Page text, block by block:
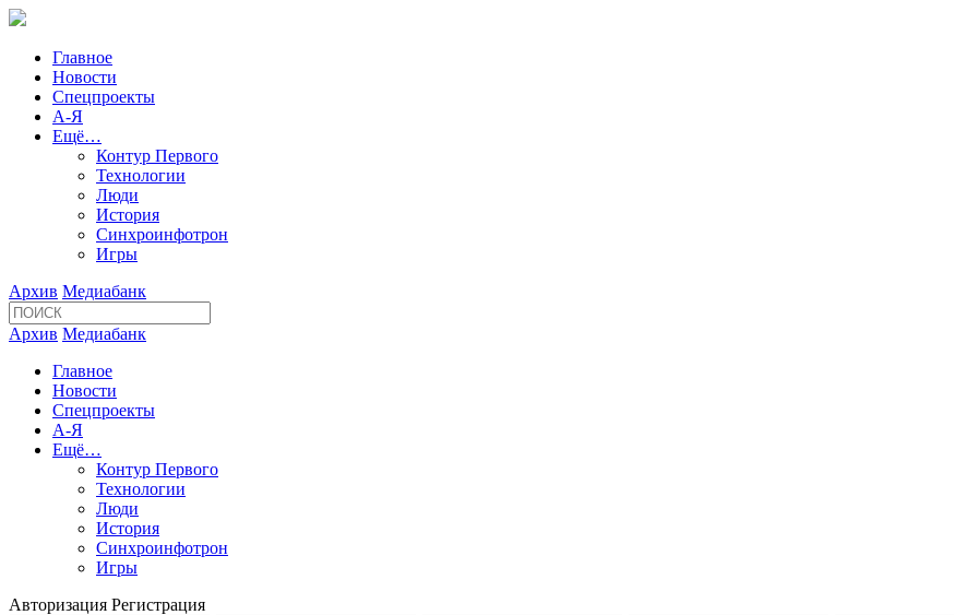
Главное
Новости
Спецпроекты
А-Я
Ещё…
Контур Первого
Технологии
Люди
История
Синхроинфотрон
Игры
Архив Медиабанк
Архив Медиабанк
Главное
Новости
Спецпроекты
А-Я
Ещё…
Контур Первого
Технологии
Люди
История
Синхроинфотрон
Игры
Авторизация Регистрация